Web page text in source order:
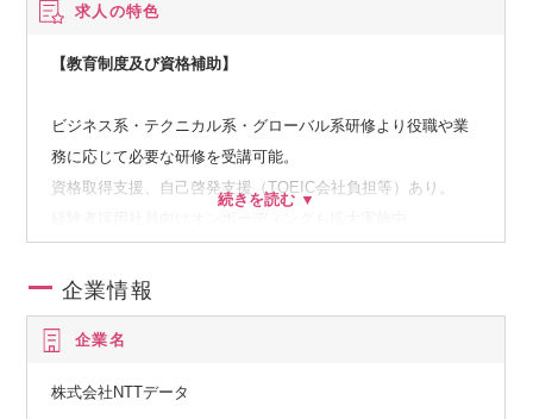
求人の特色
【教育制度及び資格補助】
ビジネス系・テクニカル系・グローバル系研修より役職や業
務に応じて必要な研修を受講可能。
資格取得支援、自己啓発支援（TOEIC会社負担等）あり。
企業情報
企業名
株式会社NTTデータ